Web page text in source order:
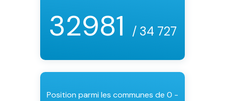
32981 / 34 727
Position parmi les communes de 0 -